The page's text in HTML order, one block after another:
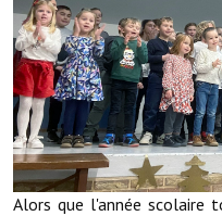
L'équipe municipale
Le personnel municipal
Les moyens financiers
Note de synthèse
Rapport d'orientation
Alors que l'année